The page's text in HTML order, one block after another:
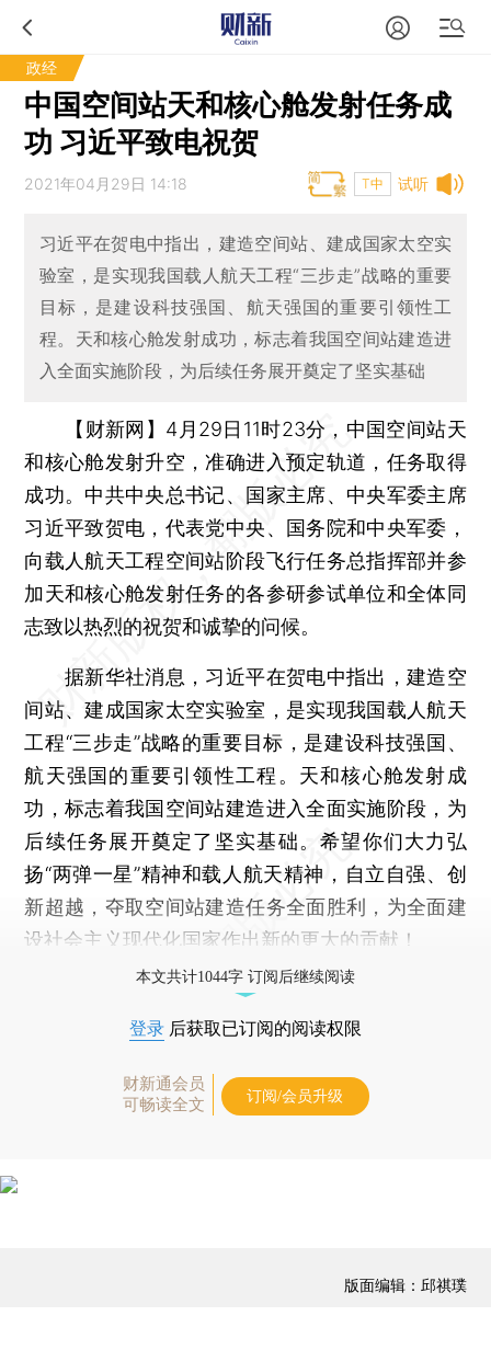
政经
中国空间站天和核心舱发射任务成
功 习近平致电祝贺
试听
2021年04月29日 14:18 T中
习近平在贺电中指出，建造空间站、建成国家太空实
验室，是实现我国载人航天工程“三步走”战略的重要
目标，是建设科技强国、航天强国的重要引领性工
程。天和核心舱发射成功，标志着我国空间站建造进
入全面实施阶段，为后续任务展开奠定了坚实基础
【财新网】 4月29日11时23分，中国空间站天
和核心舱发射升空，准确进入预定轨道，任务取得
成功。中共中央总书记、国家主席、中央军委主席
习近平致贺电，代表党中央、国务院和中央军委，
向载人航天工程空间站阶段飞行任务总指挥部并参
加天和核心舱发射任务的各参研参试单位和全体同
志致以热烈的祝贺和诚挚的问候。
据新华社消息，习近平在贺电中指出，建造空
间站、建成国家太空实验室，是实现我国载人航天
工程“三步走”战略的重要目标，是建设科技强国、
航天强国的重要引领性工程。天和核心舱发射成
功，标志着我国空间站建造进入全面实施阶段，为
后续任务展开奠定了坚实基础。希望你们大力弘
扬“两弹一星”精神和载人航天精神，自立自强、创
新超越，夺取空间站建造任务全面胜利，为全面建
设社会主义现代化国家作出新的更大的贡献！
本文共计1044字 订阅后继续阅读
登录 后获取已订阅的阅读权限
财新通会员
可畅读全文
订阅/会员升级
版面编辑：邱祺璞